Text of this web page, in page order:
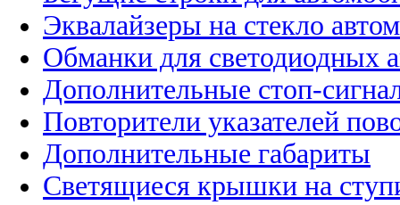
Эквалайзеры на стекло
Обманки для светодиодных
Дополнительные стоп-
Повторители указателей
Дополнительные габариты
Светящиеся крышки на